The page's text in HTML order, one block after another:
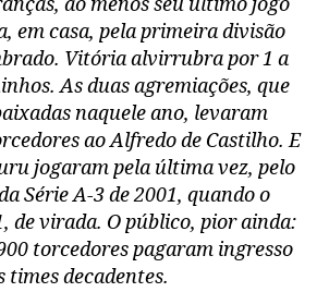
ao menos seu último jogo
em casa, pela primeira divisão
Vitória alvirrubra por 1 a
As duas agremiações, que
naquele ano, levaram
ao Alfredo de Castilho. E
jogaram pela última vez, pelo
Série A-3 de 2001, quando o
de virada. O público, pior ainda:
torcedores pagaram ingresso
times decadentes.